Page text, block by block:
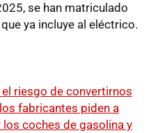
se han matriculado
ya incluye al eléctrico.
riesgo de convertirnos
fabricantes piden a
coches de gasolina y